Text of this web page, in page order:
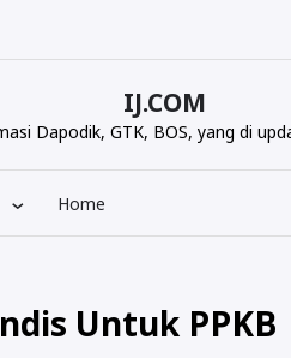
IJ.COM
Dapodik, GTK, BOS, yang di
Home
Untuk PPKB